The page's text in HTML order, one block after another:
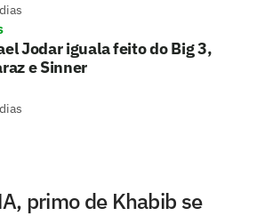
Jodar iguala feito do Big 3,
e Sinner
primo de Khabib se